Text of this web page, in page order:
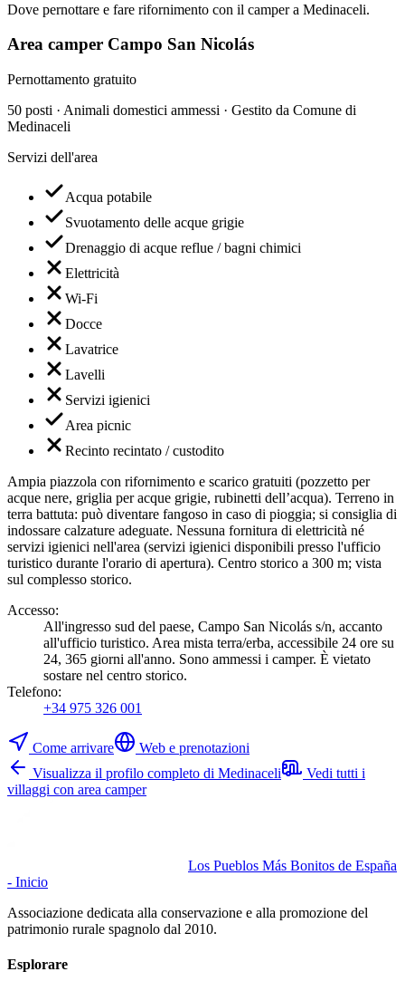
Dove pernottare e fare rifornimento con il camper a Medinaceli.
Area camper Campo San Nicolás
Pernottamento gratuito
50 posti · Animali domestici ammessi · Gestito da Comune di
Medinaceli
Servizi dell'area
Acqua potabile
Svuotamento delle acque grigie
Drenaggio di acque reflue / bagni chimici
Elettricità
Wi-Fi
Docce
Lavatrice
Lavelli
Servizi igienici
Area picnic
Recinto recintato / custodito
Ampia piazzola con rifornimento e scarico gratuiti (pozzetto per
acque nere, griglia per acque grigie, rubinetti dell’acqua). Terreno in
terra battuta: può diventare fangoso in caso di pioggia; si consiglia di
indossare calzature adeguate. Nessuna fornitura di elettricità né
servizi igienici nell'area (servizi igienici disponibili presso l'ufficio
turistico durante l'orario di apertura). Centro storico a 300 m; vista
sul complesso storico.
Accesso:
All'ingresso sud del paese, Campo San Nicolás s/n, accanto
all'ufficio turistico. Area mista terra/erba, accessibile 24 ore su
24, 365 giorni all'anno. Sono ammessi i camper. È vietato
sostare nel centro storico.
Telefono:
+34 975 326 001
Come arrivare
Web e prenotazioni
Visualizza il profilo completo di Medinaceli
Vedi tutti i
villaggi con area camper
Los Pueblos Más Bonitos de España
- Inicio
Associazione dedicata alla conservazione e alla promozione del
patrimonio rurale spagnolo dal 2010.
Esplorare